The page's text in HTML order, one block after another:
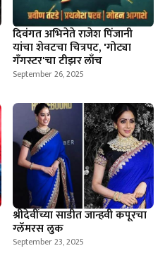
दिवंगत अभिनेते राजेश पिंजानी
यांचा शेवटचा चित्रपट, 'गोट्या
गँगस्टर'चा टीझर लाँच
September 26, 2025
श्रीदेवींच्या साडीत जान्हवी कपूरचा
ग्लॅमरस लुक
September 23, 2025